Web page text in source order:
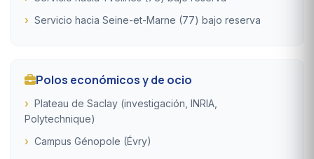
Servicio hacia Seine-et-Marne (77) bajo reserva
Polos económicos y de ocio
Plateau de Saclay (investigación, INRIA,
Polytechnique)
Campus Génopole (Évry)